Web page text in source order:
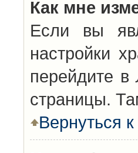
Как мне
Если вы
настройки
перейдите в
страницы.
Вернуться